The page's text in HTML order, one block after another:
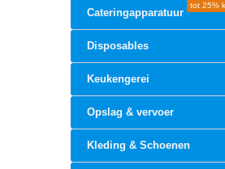
Cateringapparatuur
tot 25%
Disposables
Keukengerei
Opslag & vervoer
Kleding & Schoenen